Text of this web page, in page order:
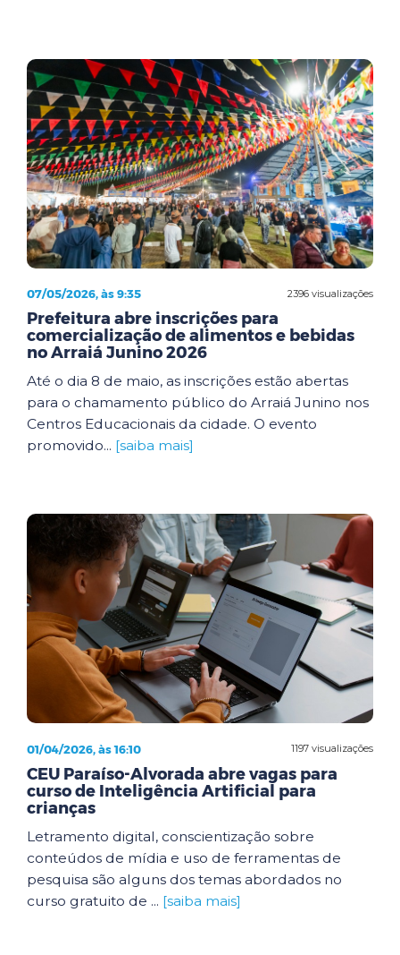
2396 visualizações
07/05/2026, às 9:35
Prefeitura abre inscrições para
comercialização de alimentos e bebidas
no Arraiá Junino 2026
Até o dia 8 de maio, as inscrições estão abertas
para o chamamento público do Arraiá Junino nos
Centros Educacionais da cidade. O evento
promovido... [saiba mais]
1197 visualizações
01/04/2026, às 16:10
CEU Paraíso-Alvorada abre vagas para
curso de Inteligência Artificial para
crianças
Letramento digital, conscientização sobre
conteúdos de mídia e uso de ferramentas de
pesquisa são alguns dos temas abordados no
curso gratuito de ... [saiba mais]